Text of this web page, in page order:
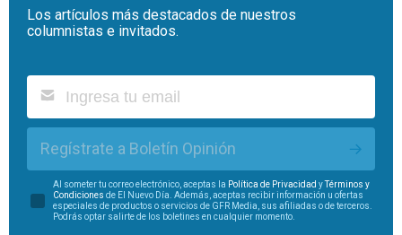
Los artículos más destacados de nuestros
columnistas e invitados.
Regístrate a Boletín Opinión
Al someter tu correo electrónico, aceptas la Política de Privacidad yTérminos y
Condiciones de El Nuevo Día. Además, aceptas recibir información u ofertas
especiales de productos o servicios de GFR Media, sus afiliadas o de terceros.
Podrás optar salirte de los boletines en cualquier momento.